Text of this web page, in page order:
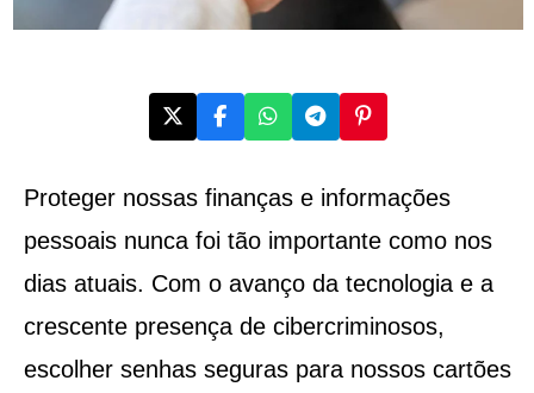
Proteger nossas finanças e informações
pessoais nunca foi tão importante como nos
dias atuais. Com o avanço da tecnologia e a
crescente presença de cibercriminosos,
escolher senhas seguras para nossos cartões